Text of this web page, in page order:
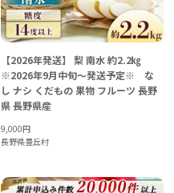
【2026年発送】 梨 南水 約2.2㎏
※2026年9月中旬～発送予定※ な
し ナシ くだもの 果物 フルーツ 長野
県 長野県産
9,000円
長野県豊丘村